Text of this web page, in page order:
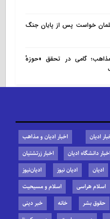
خواست پس از پایان جنگ
گامی در تحقق «حوزهٔ
ادیان
اخبار ادیان و مذاهب
اخبار دانشگاه ادیان
اخبار زرتشتیان
ادیان ادیان نیوز
ادیان‌نیوز
اسلام هراسی
اسلام و مسیحیت
حقوق بشر خانه
خبر دینی